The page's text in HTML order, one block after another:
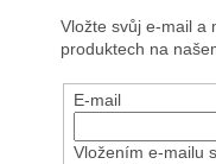
Vložte svůj e-mail a
produktech na
E-mail
Vložením e-mailu